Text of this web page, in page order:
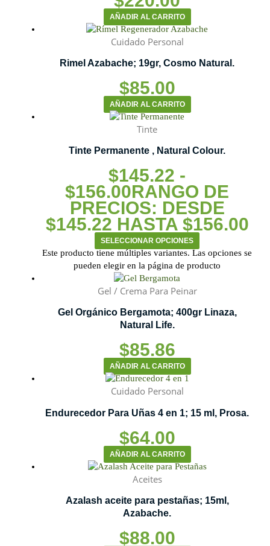
AÑADIR AL CARRITO
Cuidado Personal
Rimel Azabache; 19gr, Cosmo Natural.
$85.00
AÑADIR AL CARRITO
Tinte
Tinte Permanente , Natural Colour.
$145.22 -
$156.00RANGO DE
PRECIOS: DESDE
$145.22 HASTA $156.00
SELECCIONAR OPCIONES
Este producto tiene múltiples variantes. Las opciones se
pueden elegir en la página de producto
Gel / Crema Para Peinar
Gel Orgánico Bergamota; 400gr Linaza,
Natural Life.
$85.86
AÑADIR AL CARRITO
Cuidado Personal
Endurecedor Para Uñas 4 en 1; 15 ml, Prosa.
$64.00
AÑADIR AL CARRITO
Aceites
Azalash aceite para pestañas; 15ml,
Azabache.
$88.00